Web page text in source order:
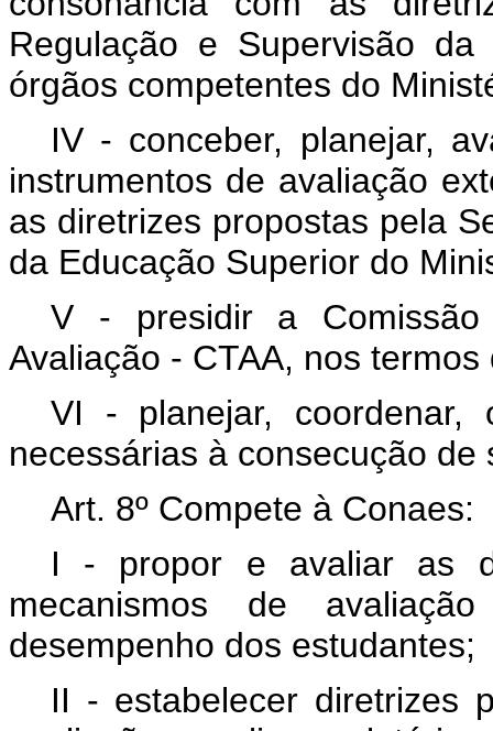
Regulação e Supervisão
órgãos competentes do
IV - conceber, planejar,
instrumentos de avaliação
as diretrizes propostas pela
da Educação Superior do
V - presidir a Comissão
Avaliação - CTAA, nos
VI - planejar, coordenar,
necessárias à consecução de
Art. 8º Compete à Conaes:
I - propor e avaliar as
mecanismos de
desempenho dos estudantes;
II - estabelecer diretrizes